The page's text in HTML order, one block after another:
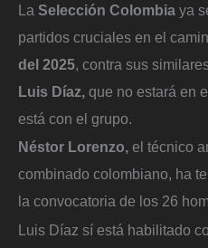
La Selección Colombia ya
partidos cruciales en el
del 2025, contra sus
Luis Díaz, que no estará en
está con el grupo.
Néstor Lorenzo, el técnico
combinado colombiano, ha
la convocatoria de los 26
Luis Díaz sí está habilitado